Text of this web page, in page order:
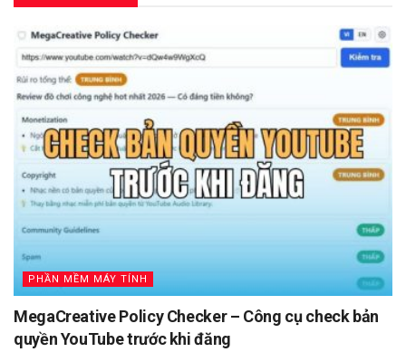
PHẦN MỀM MÁY TÍNH
MegaCreative Policy Checker – Công cụ check bản
quyền YouTube trước khi đăng